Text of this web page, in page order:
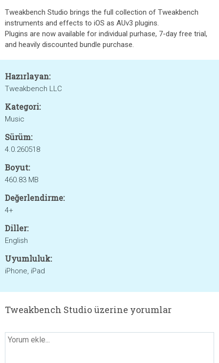
Tweakbench Studio brings the full collection of Tweakbench
instruments and effects to iOS as AUv3 plugins.
Plugins are now available for individual purhase, 7-day free trial,
and heavily discounted bundle purchase.
Hazırlayan:
Tweakbench LLC
Kategori:
Music
Sürüm:
4.0.260518
Boyut:
460.83 MB
Değerlendirme:
4+
Diller:
English
Uyumluluk:
iPhone, iPad
Tweakbench Studio üzerine yorumlar